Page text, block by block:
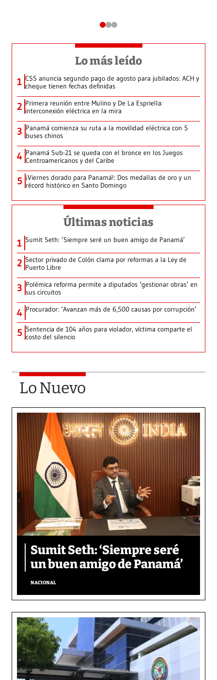
Lo más leído
1 CSS anuncia segundo pago de agosto para jubilados: ACH y
cheque tienen fechas definidas
2 Primera reunión entre Mulino y De La Espriella:
interconexión eléctrica en la mira
3 Panamá comienza su ruta a la movilidad eléctrica con 5
buses chinos
4 Panamá Sub-21 se queda con el bronce en los Juegos
Centroamericanos y del Caribe
5 ¡Viernes dorado para Panamá!: Dos medallas de oro y un
récord histórico en Santo Domingo
Últimas noticias
1 Sumit Seth: ‘Siempre seré un buen amigo de Panamá’
2 Sector privado de Colón clama por reformas a la Ley de
Puerto Libre
3 Polémica reforma permite a diputados ‘gestionar obras’ en
sus circuitos
4 Procurador: ‘Avanzan más de 6,500 causas por corrupción’
5 Sentencia de 104 años para violador, víctima comparte el
costo del silencio
Lo Nuevo
Sumit Seth: ‘Siempre seré
un buen amigo de Panamá’
NACIONAL